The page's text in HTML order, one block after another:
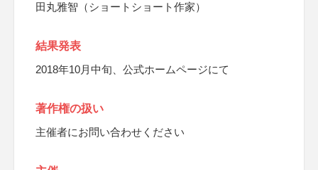
田丸雅智（ショートショート作家）
結果発表
2018年10月中旬、公式ホームページにて
著作権の扱い
主催者にお問い合わせください